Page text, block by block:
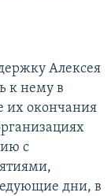
Алексея
к нему в
их окончания
с
дни, в